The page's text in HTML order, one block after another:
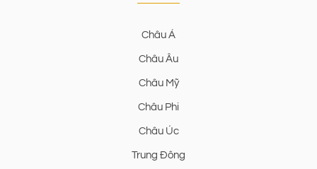
Châu Á
Châu Âu
Châu Mỹ
Châu Phi
Châu Úc
Trung Đông